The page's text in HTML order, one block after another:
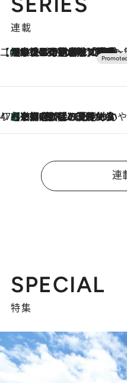
連載
【CREA×星野リゾート】唯一無二。癒しと発見が待つ場所へ
2026.8.7
【トンボの足水浴】ヒノキの香りに包まれて涼感マックス！約13℃の湧水かけ流しを避暑地「星野温泉 トンボの湯」で体験
47都道府県の手みやげ ひんやりスイーツで夏を満喫
2026.8.7
【京都府】この夏絶対食べたい 冷やしておいしいおやつ3選 ひと口目から心を掴む新緑のテリーヌ
連
SPECIAL
特集